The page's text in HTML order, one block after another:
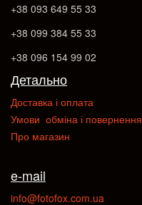
+38 093 649 55 33
+38 099 384 55 33
+38 096 154 99 02
Детально
Доставка і оплата
Умови обміна і повернення
Про магазин
e-mail
info@fotofox.com.ua